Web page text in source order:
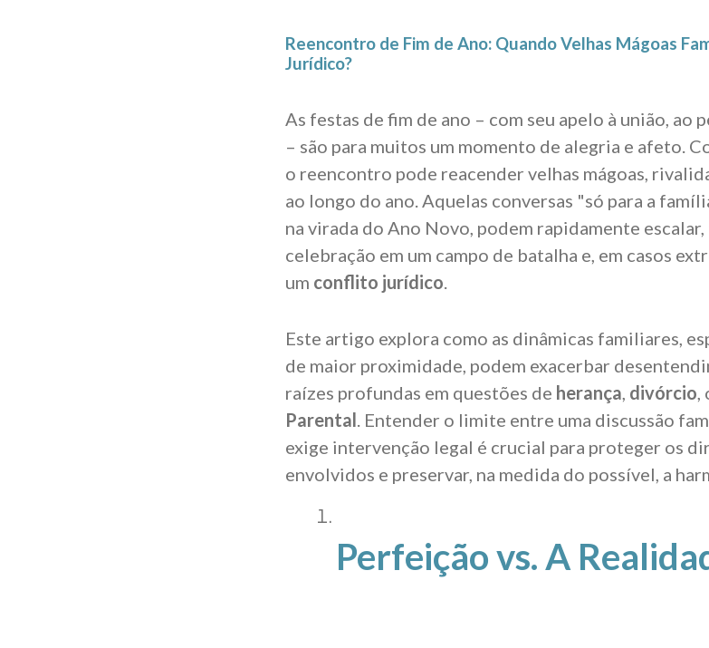
Reencontro de Fim de Ano: Quando Velhas Mágoas
Jurídico?
As festas de fim de ano – com seu apelo à união, ao
– são para muitos um momento de alegria e afeto.
o reencontro pode reacender velhas mágoas,
ao longo do ano. Aquelas conversas "só para a
na virada do Ano Novo, podem rapidamente
celebração em um campo de batalha e, em casos
um conflito jurídico
Este artigo explora como as dinâmicas familiares,
de maior proximidade, podem exacerbar
raízes profundas em questões de herança divórcio
Parental . Entender o limite entre uma discussão
exige intervenção legal é crucial para proteger os
envolvidos e preservar, na medida do possível, a
Perfeição vs. A